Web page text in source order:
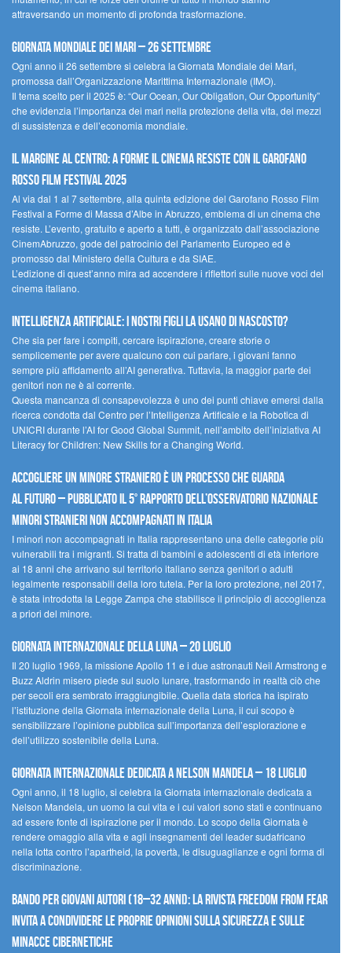
attraversando un momento di profonda trasformazione.
Giornata Mondiale dei Mari – 26 settembre
Ogni anno il 26 settembre si celebra la Giornata Mondiale dei Mari,
promossa dall’Organizzazione Marittima Internazionale (IMO).
Il tema scelto per il 2025 è: “Our Ocean, Our Obligation, Our Opportunity”
che evidenzia l’importanza dei mari nella protezione della vita, dei mezzi
di sussistenza e dell’economia mondiale.
Il margine al centro: a Forme il cinema resiste con il Garofano
Rosso Film Festival 2025
Al via dal 1 al 7 settembre, alla quinta edizione del Garofano Rosso Film
Festival a Forme di Massa d’Albe in Abruzzo, emblema di un cinema che
resiste. L’evento, gratuito e aperto a tutti, è organizzato dall’associazione
CinemAbruzzo, gode del patrocinio del Parlamento Europeo ed è
promosso dal Ministero della Cultura e da SIAE.
L’edizione di quest’anno mira ad accendere i riflettori sulle nuove voci del
cinema italiano.
Intelligenza artificiale: i nostri figli la usano di nascosto?
Che sia per fare i compiti, cercare ispirazione, creare storie o
semplicemente per avere qualcuno con cui parlare, i giovani fanno
sempre più affidamento all’AI generativa. Tuttavia, la maggior parte dei
genitori non ne è al corrente.
Questa mancanza di consapevolezza è uno dei punti chiave emersi dalla
ricerca condotta dal Centro per l’Intelligenza Artificale e la Robotica di
UNICRI durante l’AI for Good Global Summit, nell’ambito dell’iniziativa AI
Literacy for Children: New Skills for a Changing World.
Accogliere un minore straniero è un processo che guarda
al futuro – Pubblicato il 5° rapporto dell’Osservatorio Nazionale
Minori Stranieri Non Accompagnati in Italia
I minori non accompagnati in Italia rappresentano una delle categorie più
vulnerabili tra i migranti. Si tratta di bambini e adolescenti di età inferiore
ai 18 anni che arrivano sul territorio italiano senza genitori o adulti
legalmente responsabili della loro tutela. Per la loro protezione, nel 2017,
è stata introdotta la Legge Zampa che stabilisce il principio di accoglienza
a priori del minore.
Giornata Internazionale della Luna – 20 luglio
Il 20 luglio 1969, la missione Apollo 11 e i due astronauti Neil Armstrong e
Buzz Aldrin misero piede sul suolo lunare, trasformando in realtà ciò che
per secoli era sembrato irraggiungibile. Quella data storica ha ispirato
l’istituzione della Giornata internazionale della Luna, il cui scopo è
sensibilizzare l’opinione pubblica sull’importanza dell’esplorazione e
dell’utilizzo sostenibile della Luna.
Giornata internazionale dedicata a Nelson Mandela – 18 luglio
Ogni anno, il 18 luglio, si celebra la Giornata internazionale dedicata a
Nelson Mandela, un uomo la cui vita e i cui valori sono stati e continuano
ad essere fonte di ispirazione per il mondo. Lo scopo della Giornata è
rendere omaggio alla vita e agli insegnamenti del leader sudafricano
nella lotta contro l’apartheid, la povertà, le disuguaglianze e ogni forma di
discriminazione.
Bando per giovani autori (18–32 anni): la Rivista Freedom From Fear
invita a condividere le proprie opinioni sulla sicurezza e sulle
minacce cibernetiche